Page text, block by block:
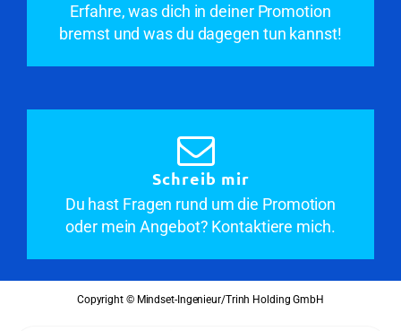
Erfahre, was dich in deiner Promotion
bremst und was du dagegen tun kannst!
Schreib mir
Du hast Fragen rund um die Promotion
oder mein Angebot? Kontaktiere mich.
Copyright © Mindset-Ingenieur/Trinh Holding GmbH